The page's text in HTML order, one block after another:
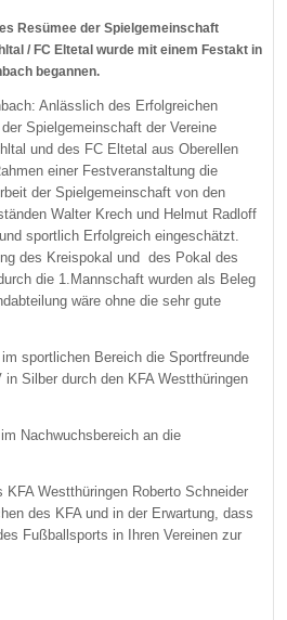
Resümee der Spielgemeinschaft
/ FC Eltetal wurde mit einem Festakt in
begannen.
Anlässlich des Erfolgreichen
Spielgemeinschaft der Vereine
und des FC Eltetal aus Oberellen
einer Festveranstaltung die
der Spielgemeinschaft von den
Walter Krech und Helmut Radloff
sportlich Erfolgreich eingeschätzt.
des Kreispokal und des Pokal des
die 1.Mannschaft wurden als Beleg
wäre ohne die sehr gute
sportlichen Bereich die Sportfreunde
Silber durch den KFA Westthüringen
Nachwuchsbereich an die
Westthüringen Roberto Schneider
des KFA und in der Erwartung, dass
Fußballsports in Ihren Vereinen zur